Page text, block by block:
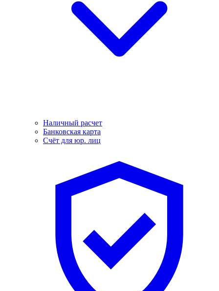
Наличный расчет
Банковская карта
Счёт для юр. лиц